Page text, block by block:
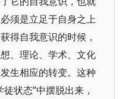
须是立足于自身之上
得自我意识的时候，
、理论、学术、文化
相应的转变。这种
状态”中摆脱出来，